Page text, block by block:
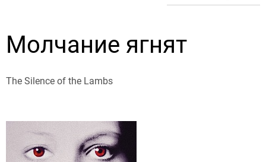
Молчание ягнят
The Silence of the Lambs